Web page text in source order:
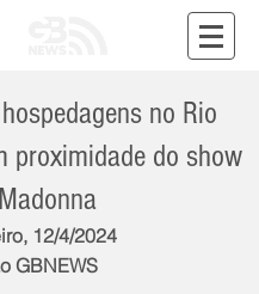
no Rio
proximidade do show
12/4/2024
GBNEWS